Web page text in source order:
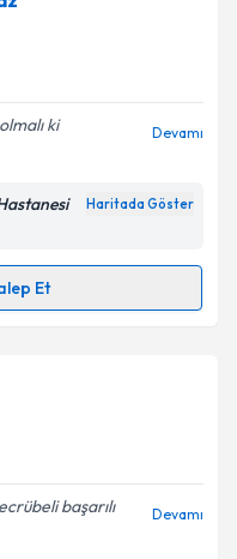
almanız için bir
ile bilgilendireceğiz.
ilişkin
Aydınlatma
verilerimin belirtilen
ediyorum.
ki
Devamı
Haritada Göster
Et
almanız için bir
ile bilgilendireceğiz.
başarılı
Devamı